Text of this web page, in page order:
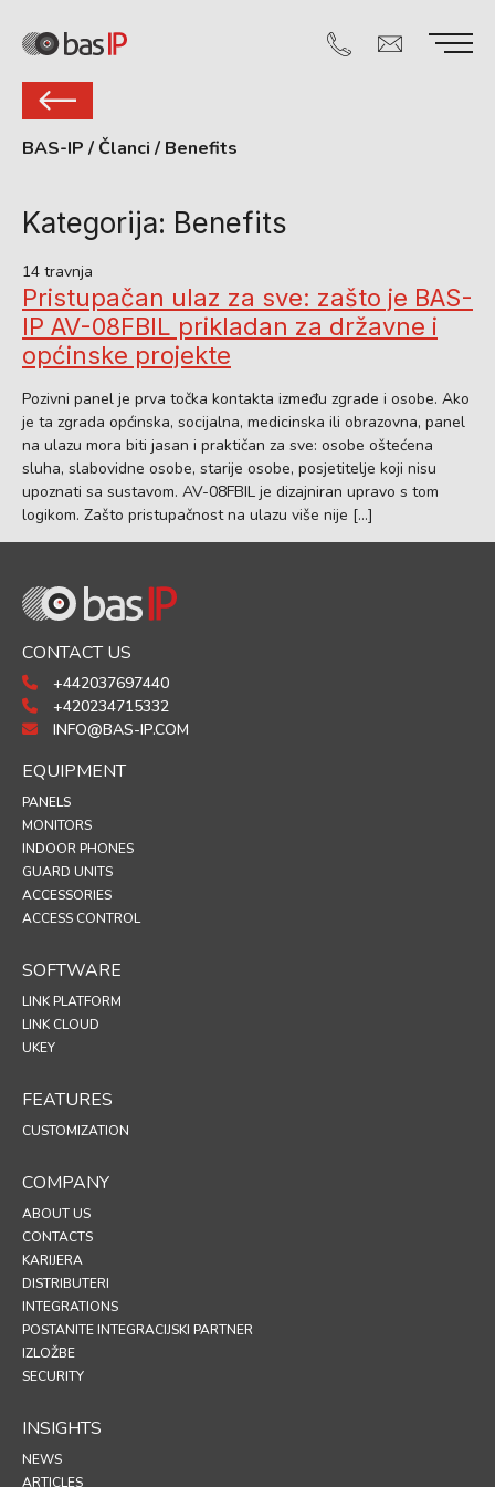
BAS-IP / Članci / Benefits
Kategorija: Benefits
14 travnja
Pristupačan ulaz za sve: zašto je BAS-
IP AV-08FBIL prikladan za državne i
općinske projekte
Pozivni panel je prva točka kontakta između zgrade i osobe. Ako
je ta zgrada općinska, socijalna, medicinska ili obrazovna, panel
na ulazu mora biti jasan i praktičan za sve: osobe oštećena
sluha, slabovidne osobe, starije osobe, posjetitelje koji nisu
upoznati sa sustavom. AV-08FBIL je dizajniran upravo s tom
logikom. Zašto pristupačnost na ulazu više nije […]
CONTACT US
+442037697440
+420234715332
INFO@BAS-IP.COM
EQUIPMENT
PANELS
MONITORS
INDOOR PHONES
GUARD UNITS
ACCESSORIES
ACCESS CONTROL
SOFTWARE
LINK PLATFORM
LINK CLOUD
UKEY
FEATURES
CUSTOMIZATION
COMPANY
ABOUT US
CONTACTS
KARIJERA
DISTRIBUTERI
INTEGRATIONS
POSTANITE INTEGRACIJSKI PARTNER
IZLOŽBE
SECURITY
INSIGHTS
NEWS
ARTICLES